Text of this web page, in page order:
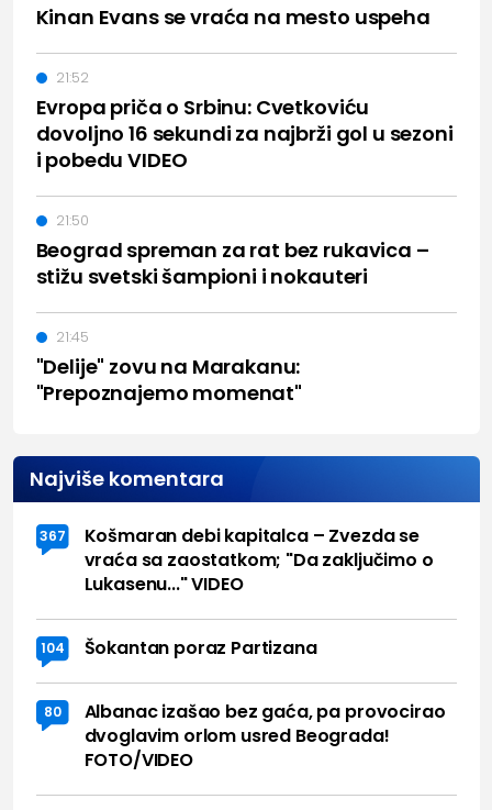
Kinan Evans se vraća na mesto uspeha
Evropa priča o Srbinu: Cvetkoviću
dovoljno 16 sekundi za najbrži gol u sezoni
i pobedu VIDEO
21:52
Beograd spreman za rat bez rukavica –
stižu svetski šampioni i nokauteri
21:50
"Delije" zovu na Marakanu:
"Prepoznajemo momenat"
21:45
Najviše komentara
367
Košmaran debi kapitalca – Zvezda se
vraća sa zaostatkom; "Da zaključimo o
Lukasenu..." VIDEO
104 Šokantan poraz Partizana
80
Albanac izašao bez gaća, pa provocirao
dvoglavim orlom usred Beograda!
FOTO/VIDEO